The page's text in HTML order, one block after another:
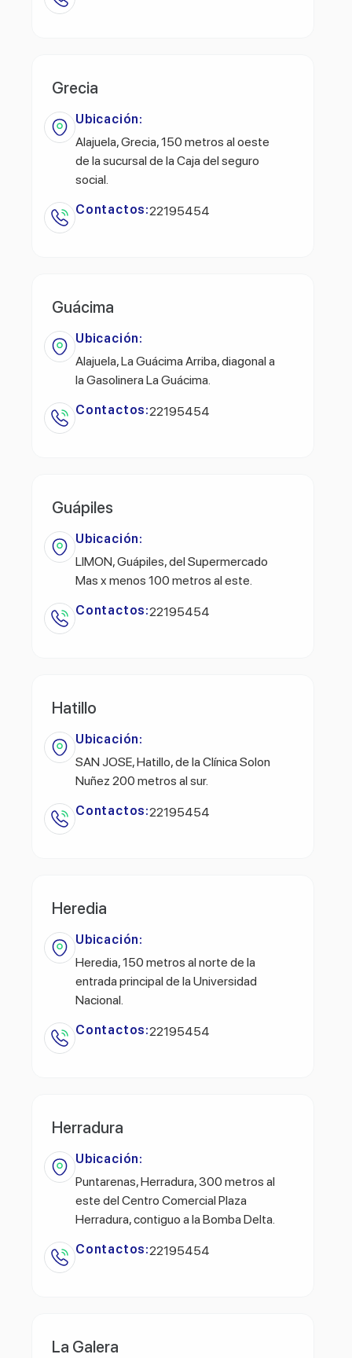
Grecia
Ubicación:
Alajuela, Grecia, 150 metros al oeste
de la sucursal de la Caja del seguro
social.
Contactos:22195454
Guácima
Ubicación:
Alajuela, La Guácima Arriba, diagonal a
la Gasolinera La Guácima.
Contactos:22195454
Guápiles
Ubicación:
LIMON, Guápiles, del Supermercado
Mas x menos 100 metros al este.
Contactos:22195454
Hatillo
Ubicación:
SAN JOSE, Hatillo, de la Clínica Solon
Nuñez 200 metros al sur.
Contactos:22195454
Heredia
Ubicación:
Heredia, 150 metros al norte de la
entrada principal de la Universidad
Nacional.
Contactos:22195454
Herradura
Ubicación:
Puntarenas, Herradura, 300 metros al
este del Centro Comercial Plaza
Herradura, contiguo a la Bomba Delta.
Contactos:22195454
La Galera